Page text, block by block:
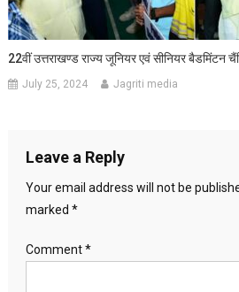
22वीं उत्तराखण्ड राज्य जूनियर एवं सीनियर बैडमिंटन
July 25, 2024 Jagriti media
Leave a Reply
Your email address will not be
marked *
Comment*